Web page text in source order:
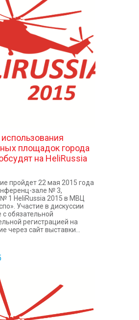
площадок города
на HeliRussia
пройдет 22 мая 2015 года
зале № 3,
1 HeliRussia 2015 в МВЦ
Участие в дискуссии
с обязательной
регистрацией на
через сайт выставки...